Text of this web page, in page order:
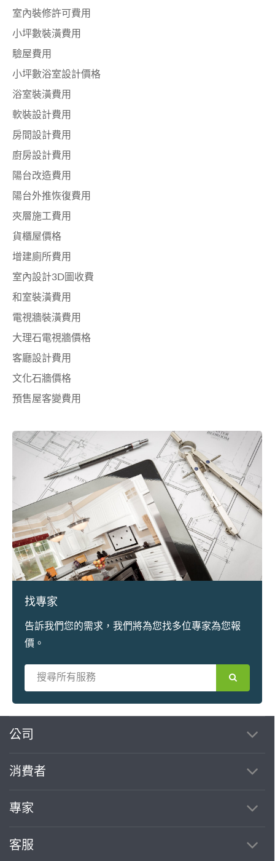
室內裝修許可費用
小坪數裝潢費用
驗屋費用
小坪數浴室設計價格
浴室裝潢費用
軟裝設計費用
房間設計費用
廚房設計費用
陽台改造費用
陽台外推恢復費用
夾層施工費用
貨櫃屋價格
增建廁所費用
室內設計3D圖收費
和室裝潢費用
電視牆裝潢費用
大理石電視牆價格
客廳設計費用
文化石牆價格
預售屋客變費用
找專家
告訴我們您的需求，我們將為您找多位專家為您報
價。
公司
消費者
專家
客服
繼續完成